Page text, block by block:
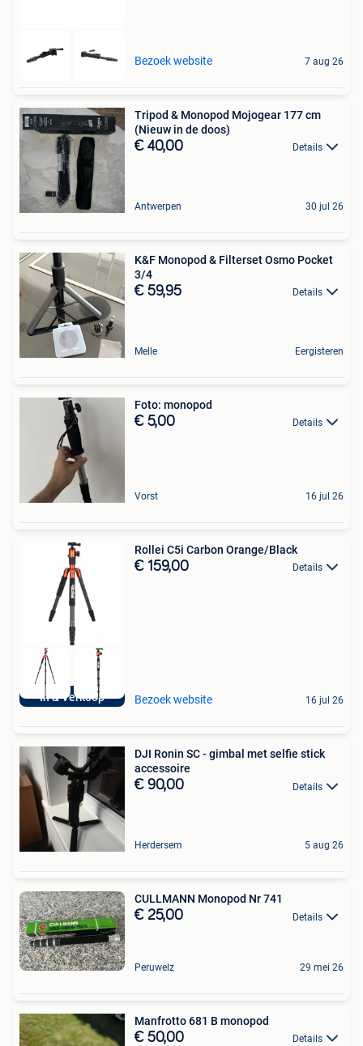
Bezoek website 7 aug 26
Tripod & Monopod Mojogear 177 cm
(Nieuw in de doos)
€ 40,00 Details
Antwerpen 30 jul 26
K&F Monopod & Filterset Osmo Pocket
3/4
€ 59,95 Details
Melle Eergisteren
Foto: monopod
€ 5,00 Details
Vorst 16 jul 26
In & Verkoop
Rollei C5i Carbon Orange/Black
€ 159,00 Details
Bezoek website 16 jul 26
DJI Ronin SC - gimbal met selfie stick
accessoire
€ 90,00 Details
Herdersem 5 aug 26
CULLMANN Monopod Nr 741
€ 25,00 Details
Peruwelz 29 mei 26
Manfrotto 681 B monopod
€ 50,00 Details